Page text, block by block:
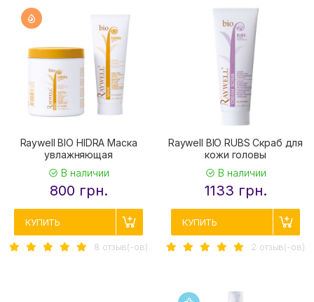
Raywell BIO HIDRA Маска
увлажняющая
В наличии
800 грн.
КУПИТЬ
8 отзыв(-ов)
Raywell BIO RUBS Скраб для
кожи головы
В наличии
1133 грн.
КУПИТЬ
2 отзыв(-ов)